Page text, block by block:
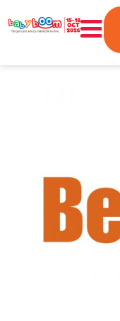
0730.808.038